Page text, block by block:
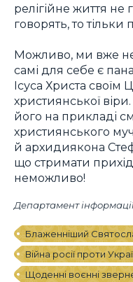
релігійне життя не
говорять, то
Можливо, ми вже
самі для себе є
Ісуса Христа
християнської
його на прикладі
християнського
й архидиякона
що стримати
неможливо!
Департамент
Блаженніший
Війна росії проти
Щоденні воєнні